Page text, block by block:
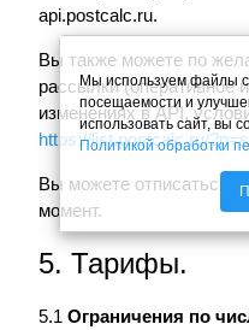
api.postcalc.ru.
Вы также можете по
рассылки (оперативное
изменениях в API,
https://list.postcalc.ru/
Вы можете отписаться
момент.
5. Тарифы.
5.1 Ограничения по
Мы используем файлы
посещаемости и
использовать сайт, вы
Политикой обработки